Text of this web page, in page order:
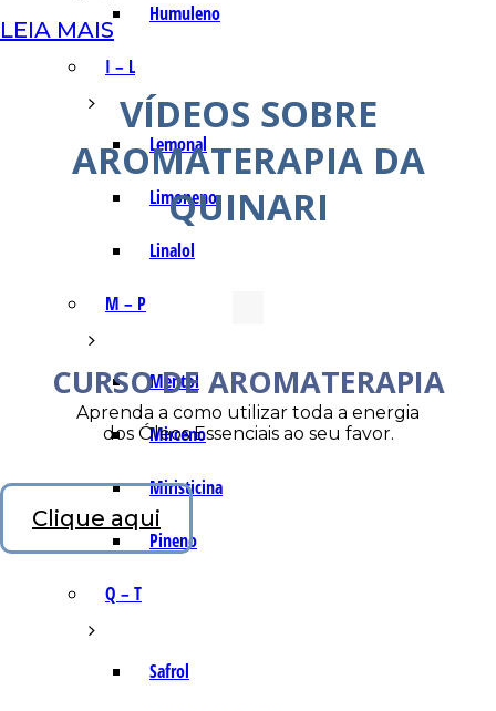
Humuleno
I – L
Lemonal
Limoneno
Linalol
M – P
Mentol
Mirceno
Miristicina
Pineno
Q – T
Safrol
LEIA MAIS
VÍDEOS SOBRE
AROMATERAPIA DA
QUINARI
CURSO DE AROMATERAPIA
Aprenda a como utilizar toda a energia
dos Óleos Essenciais ao seu favor.
Clique aqui